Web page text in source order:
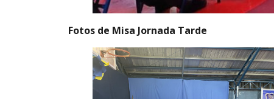
Fotos de Misa Jornada Tarde